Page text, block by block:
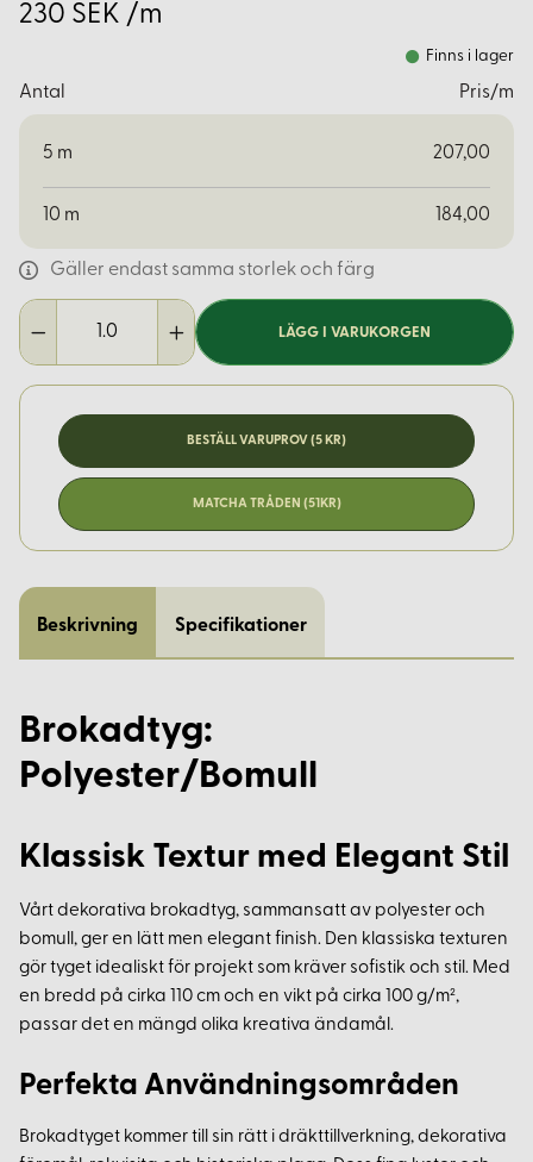
230 SEK /m
Finns i lager
Antal Pris/m
5 m 207,00
10 m 184,00
Gäller endast samma storlek och färg
LÄGG I VARUKORGEN
BESTÄLL VARUPROV (5 KR)
MATCHA TRÅDEN (51KR)
Beskrivning Specifikationer
Brokadtyg:
Polyester/Bomull
Klassisk Textur med Elegant Stil
Vårt dekorativa brokadtyg, sammansatt av polyester och
bomull, ger en lätt men elegant finish. Den klassiska texturen
gör tyget idealiskt för projekt som kräver sofistik och stil. Med
en bredd på cirka 110 cm och en vikt på cirka 100 g/m²,
passar det en mängd olika kreativa ändamål.
Perfekta Användningsområden
Brokadtyget kommer till sin rätt i dräkttillverkning, dekorativa